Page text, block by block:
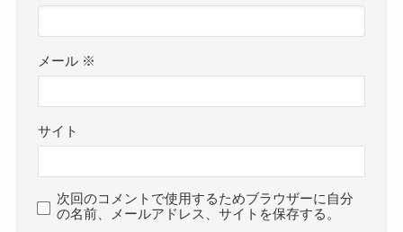
メール ※
サイト
次回のコメントで使用するためブラウザーに自分
の名前、メールアドレス、サイトを保存する。